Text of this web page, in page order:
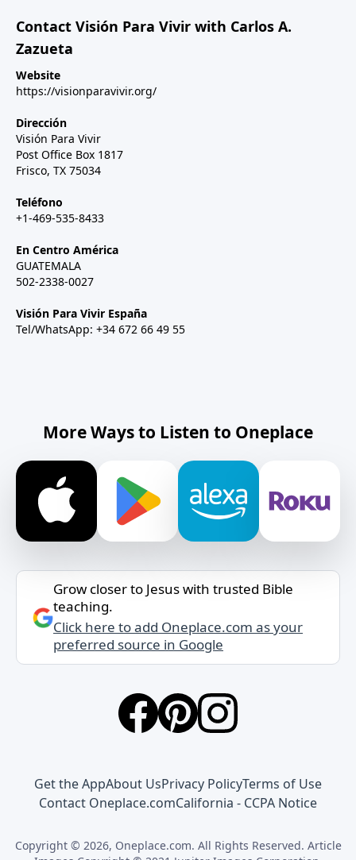
Contact Visión Para Vivir with Carlos A.
Zazueta
Website
https://visionparavivir.org/
Dirección
Visión Para Vivir
Post Office Box 1817
Frisco, TX 75034
Teléfono
+1-469-535-8433
En Centro América
GUATEMALA
502-2338-0027
Visión Para Vivir España
Tel/WhatsApp: +34 672 66 49 55
More Ways to Listen to Oneplace
Grow closer to Jesus with trusted Bible
teaching.
Click here to add Oneplace.com as your
preferred source in Google
Get the AppAbout UsPrivacy PolicyTerms of Use
Contact Oneplace.comCalifornia - CCPA Notice
Copyright © 2026, Oneplace.com. All Rights Reserved. Article